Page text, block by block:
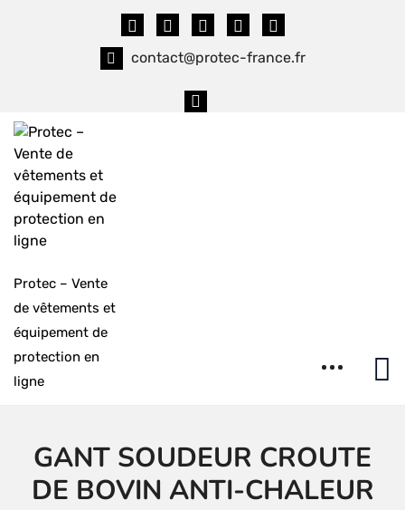
contact@protec-france.fr
Protec – Vente
de vêtements et
équipement de
protection en
ligne
GANT SOUDEUR CROUTE
DE BOVIN ANTI-CHALEUR